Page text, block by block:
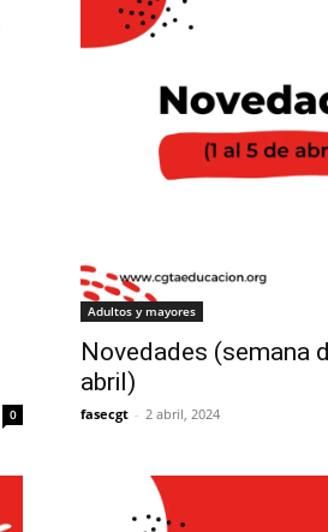
0
Adultos y mayores
Novedades (semana
abril)
fasecgt - 2 abril, 2024